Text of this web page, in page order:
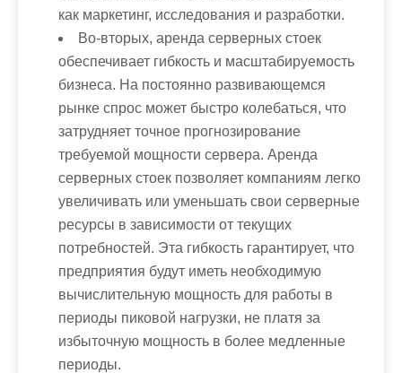
как маркетинг, исследования и разработки.
Во-вторых, аренда серверных стоек
обеспечивает гибкость и масштабируемость
бизнеса. На постоянно развивающемся
рынке спрос может быстро колебаться, что
затрудняет точное прогнозирование
требуемой мощности сервера. Аренда
серверных стоек позволяет компаниям легко
увеличивать или уменьшать свои серверные
ресурсы в зависимости от текущих
потребностей. Эта гибкость гарантирует, что
предприятия будут иметь необходимую
вычислительную мощность для работы в
периоды пиковой нагрузки, не платя за
избыточную мощность в более медленные
периоды.